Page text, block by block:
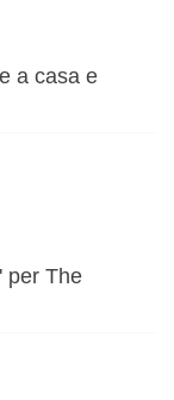
a casa e
per The